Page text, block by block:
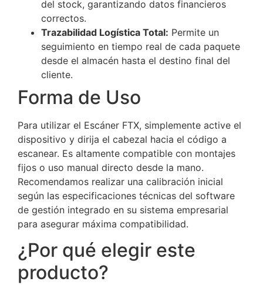
del stock, garantizando datos financieros
correctos.
Trazabilidad Logística Total: Permite un
seguimiento en tiempo real de cada paquete
desde el almacén hasta el destino final del
cliente.
Forma de Uso
Para utilizar el Escáner FTX, simplemente active el
dispositivo y dirija el cabezal hacia el código a
escanear. Es altamente compatible con montajes
fijos o uso manual directo desde la mano.
Recomendamos realizar una calibración inicial
según las especificaciones técnicas del software
de gestión integrado en su sistema empresarial
para asegurar máxima compatibilidad.
¿Por qué elegir este
producto?